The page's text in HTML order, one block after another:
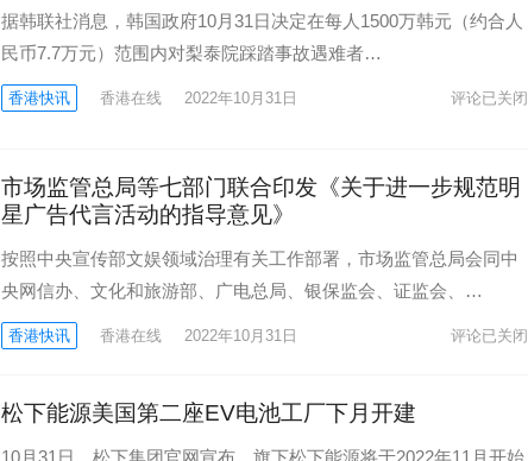
据韩联社消息，韩国政府10月31日决定在每人1500万韩元（约合人
民币7.7万元）范围内对梨泰院踩踏事故遇难者…
香港快讯 香港在线 2022年10月31日 评论已关闭
市场监管总局等七部门联合印发《关于进一步规范明
星广告代言活动的指导意见》
按照中央宣传部文娱领域治理有关工作部署，市场监管总局会同中
央网信办、文化和旅游部、广电总局、银保监会、证监会、…
香港快讯 香港在线 2022年10月31日 评论已关闭
松下能源美国第二座EV电池工厂下月开建